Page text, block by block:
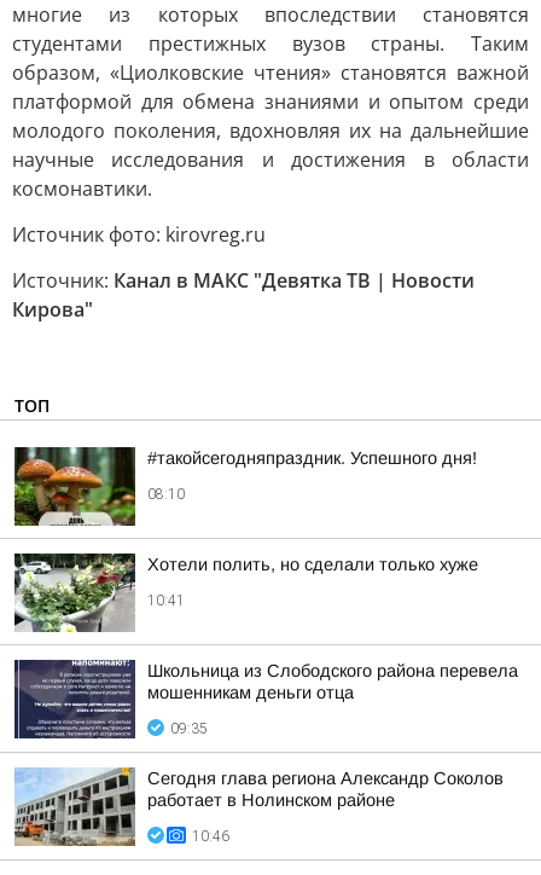
многие из которых впоследствии становятся
студентами престижных вузов страны. Таким
образом, «Циолковские чтения» становятся важной
платформой для обмена знаниями и опытом среди
молодого поколения, вдохновляя их на дальнейшие
научные исследования и достижения в области
космонавтики.
Источник фото: kirovreg.ru
Источник: Канал в МАКС "Девятка ТВ | Новости
Кирова"
ТОП
#такойсегодняпраздник. Успешного дня!
08:10
Хотели полить, но сделали только хуже
10:41
Школьница из Слободского района перевела
мошенникам деньги отца
09:35
Сегодня глава региона Александр Соколов
работает в Нолинском районе
10:46